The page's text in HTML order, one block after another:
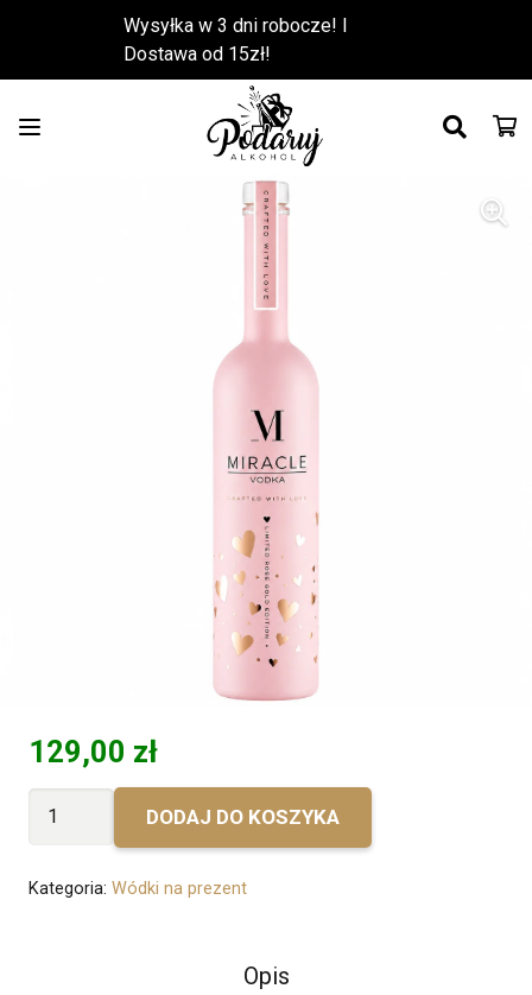
Wysyłka w 3 dni robocze! l
Dostawa od 15zł!
129,00 zł
ilość
DODAJ DO KOSZYKA
Kategoria: Wódki na prezent
Opis